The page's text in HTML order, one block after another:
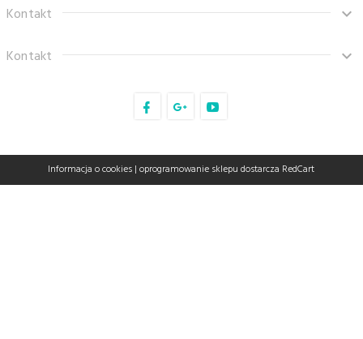
Kontakt
Kontakt
sklep@tanaro.pl
Informacja o cookies |oprogramowanie sklepu dostarcza RedCart